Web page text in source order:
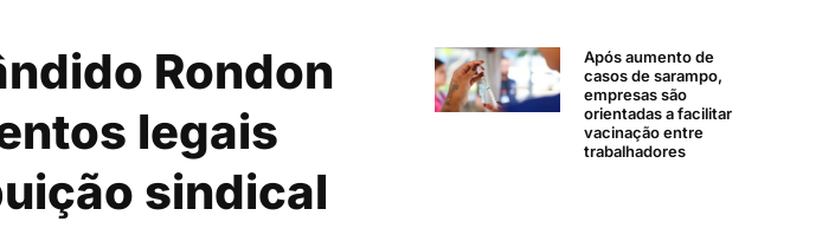
Rondon
legais
sindical
Após aumento de
casos de sarampo,
empresas são
orientadas a facilitar
vacinação entre
trabalhadores